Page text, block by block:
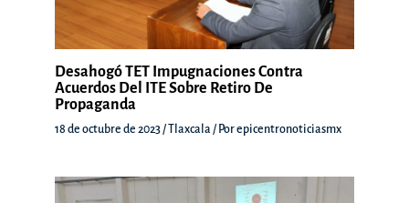
Desahogó TET Impugnaciones Contra
Acuerdos Del ITE Sobre Retiro De
Propaganda
18 de octubre de 2023/ Tlaxcala / Porepicentronoticiasmx